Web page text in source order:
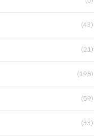
(43)
(21)
(198)
(59)
(33)